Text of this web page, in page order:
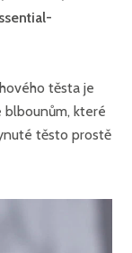
těsta je
blbounům, které
těsto prostě